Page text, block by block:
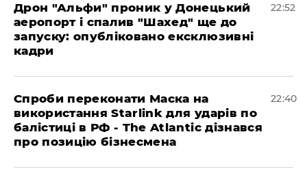
​Дрон "Альфи" проник у Донецький
аеропорт і спалив "Шахед" ще до
запуску: опубліковано ексклюзивні
кадри
22:52
​Спроби переконати Маска на
використання Starlink для ударів по
балістиці в РФ - The Atlantic дізнався
про позицію бізнесмена
22:40